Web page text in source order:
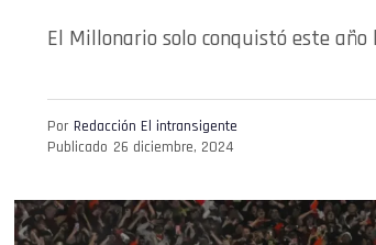
El Millonario solo conquistó este
Por Redacción El intransigente
Publicado 26 diciembre, 2024